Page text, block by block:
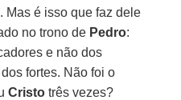
Mas é isso que faz dele
no trono de Pedro:
e não dos
fortes. Não foi o
Cristo três vezes?